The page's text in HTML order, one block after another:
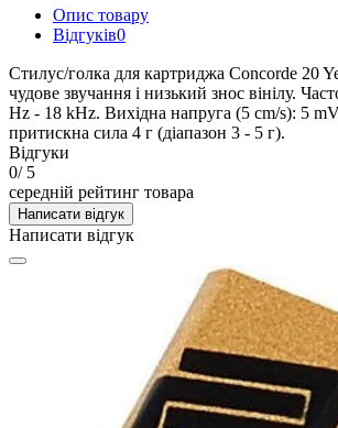
Опис товару
Відгуків0
Стилус/голка для картриджа Concorde 20
чудове звучання і низький знос вінілу.
Hz - 18 kHz. Вихідна напруга (5 cm/s): 5
притискна сила 4 г (діапазон 3 - 5 г).
Відгуки
0/ 5
середній рейтинг товара
Написати відгук
Написати відгук